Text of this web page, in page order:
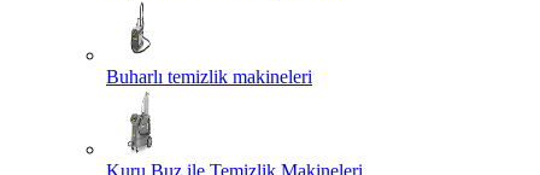
Buharlı temizlik makineleri